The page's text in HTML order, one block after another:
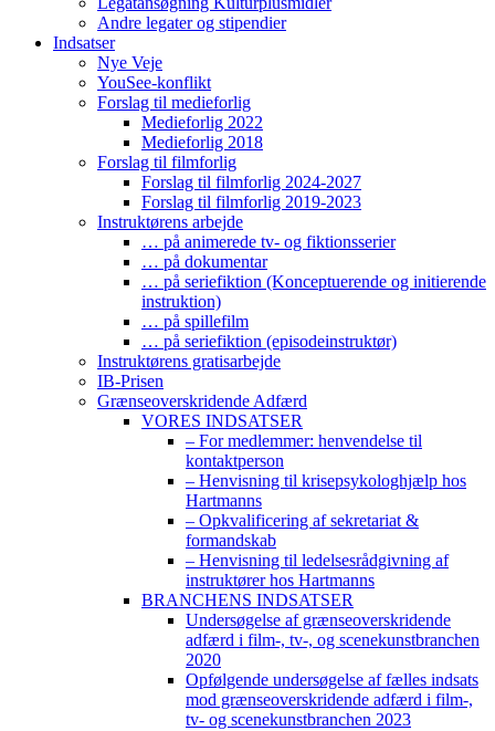
Andre legater og stipendier
Indsatser
Nye Veje
YouSee-konflikt
Forslag til medieforlig
Medieforlig 2022
Medieforlig 2018
Forslag til filmforlig
Forslag til filmforlig 2024-2027
Forslag til filmforlig 2019-2023
Instruktørens arbejde
… på animerede tv- og fiktionsserier
… på dokumentar
… på seriefiktion (Konceptuerende og initierende
instruktion)
… på spillefilm
… på seriefiktion (episodeinstruktør)
Instruktørens gratisarbejde
IB-Prisen
Grænseoverskridende Adfærd
VORES INDSATSER
– For medlemmer: henvendelse til
kontaktperson
– Henvisning til krisepsykologhjælp hos
Hartmanns
– Opkvalificering af sekretariat &
formandskab
– Henvisning til ledelsesrådgivning af
instruktører hos Hartmanns
BRANCHENS INDSATSER
Undersøgelse af grænseoverskridende
adfærd i film-, tv-, og scenekunstbranchen
2020
Opfølgende undersøgelse af fælles indsats
mod grænseoverskridende adfærd i film-,
tv- og scenekunstbranchen 2023